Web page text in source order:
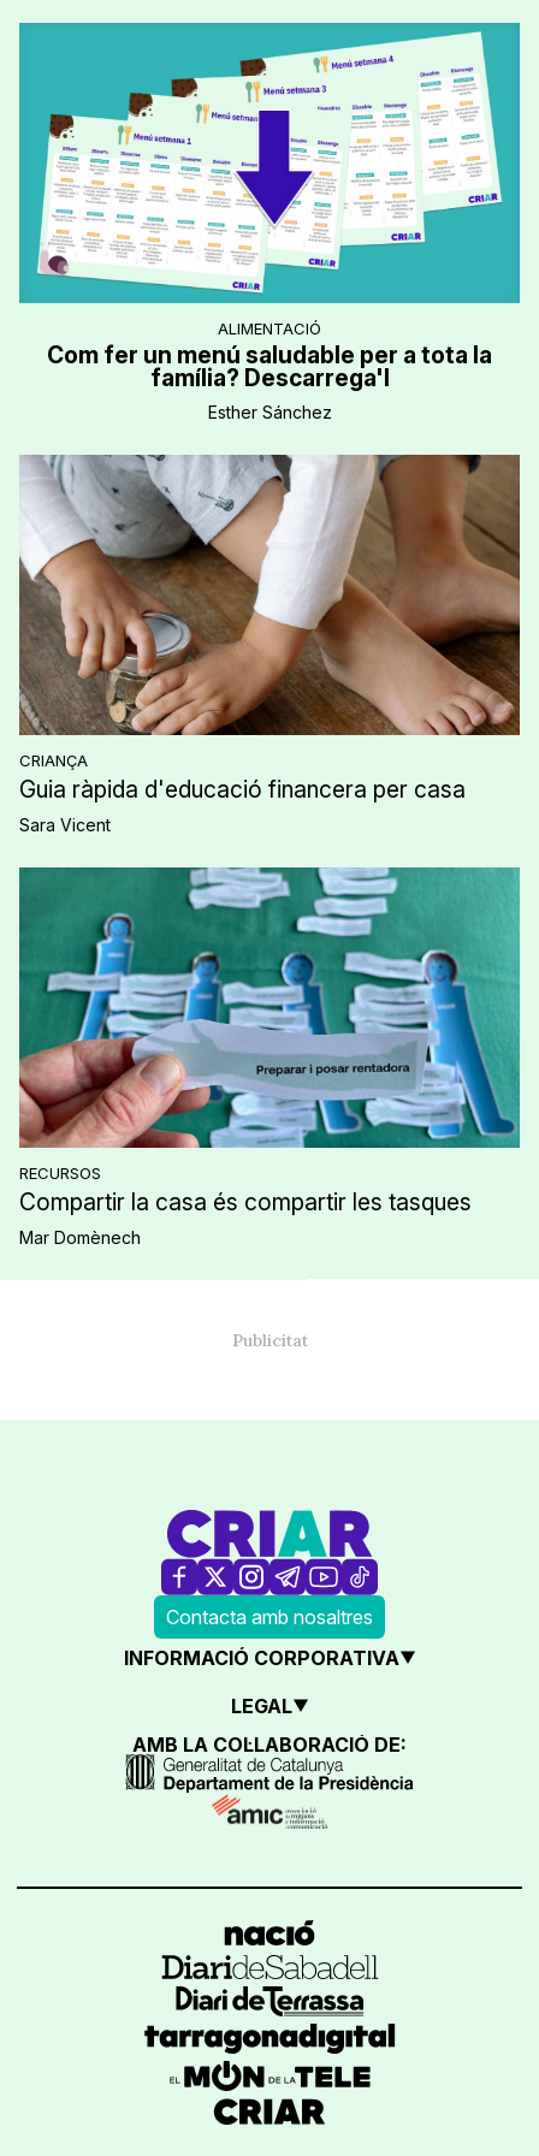
CRIANÇA
Guia ràpida d'educació financera per casa
Sara Vicent
RECURSOS
Compartir la casa és compartir les tasques
Mar Domènech
ALIMENTACIÓ
Com fer un menú saludable per a tota la
família? Descarrega'l
Esther Sánchez
Contacta amb nosaltres
INFORMACIÓ CORPORATIVA
LEGAL
AMB LA COL·LABORACIÓ DE: